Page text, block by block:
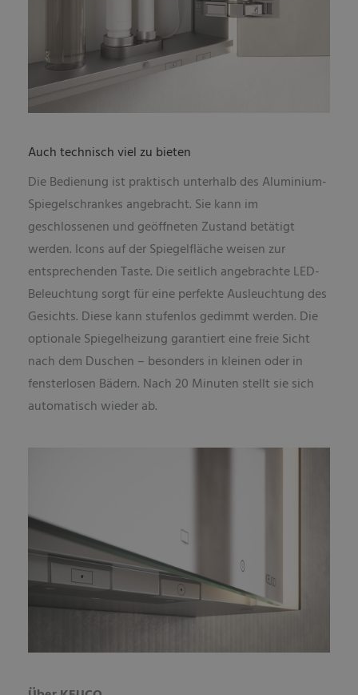
Auch technisch viel zu bieten
Die Bedienung ist praktisch unterhalb des Aluminium-
Spiegelschrankes angebracht. Sie kann im
geschlossenen und geöffneten Zustand betätigt
werden. Icons auf der Spiegelfläche weisen zur
entsprechenden Taste. Die seitlich angebrachte LED-
Beleuchtung sorgt für eine perfekte Ausleuchtung des
Gesichts. Diese kann stufenlos gedimmt werden. Die
optionale Spiegelheizung garantiert eine freie Sicht
nach dem Duschen – besonders in kleinen oder in
fensterlosen Bädern. Nach 20 Minuten stellt sie sich
automatisch wieder ab.